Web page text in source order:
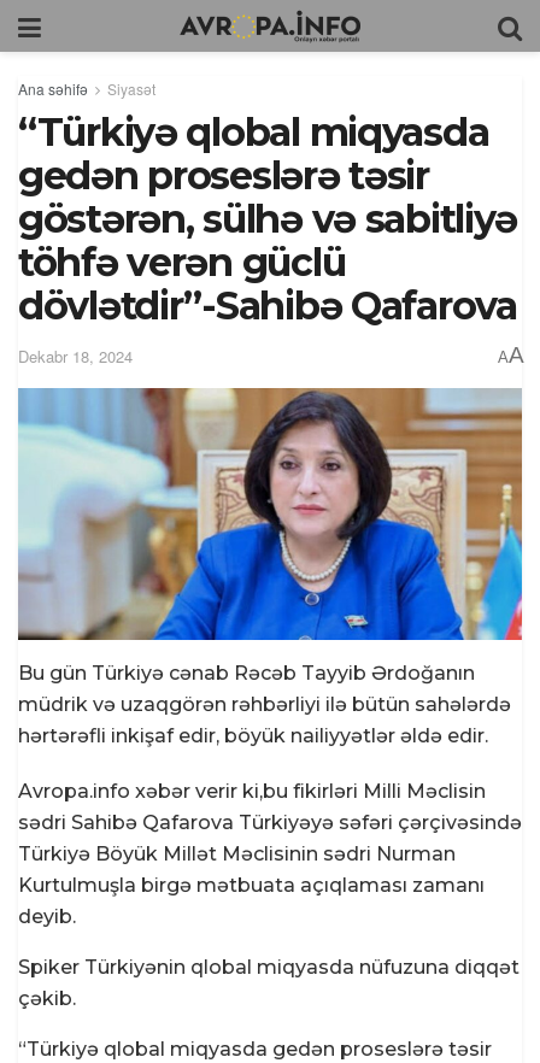
Ana səhifə Siyasət
“Türkiyə qlobal miqyasda
gedən proseslərə təsir
göstərən, sülhə və sabitliyə
töhfə verən güclü
dövlətdir”-Sahibə Qafarova
Dekabr 18, 2024 AA
Bu gün Türkiyə cənab Rəcəb Tayyib Ərdoğanın
müdrik və uzaqgörən rəhbərliyi ilə bütün sahələrdə
hərtərəfli inkişaf edir, böyük nailiyyətlər əldə edir.
Avropa.info xəbər verir ki,bu fikirləri Milli Məclisin
sədri Sahibə Qafarova Türkiyəyə səfəri çərçivəsində
Türkiyə Böyük Millət Məclisinin sədri Nurman
Kurtulmuşla birgə mətbuata açıqlaması zamanı
deyib.
Spiker Türkiyənin qlobal miqyasda nüfuzuna diqqət
çəkib.
“Türkiyə qlobal miqyasda gedən proseslərə təsir